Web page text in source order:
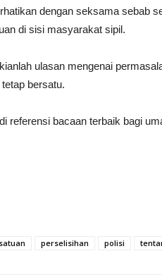
dengan seksama sebab
di sisi masyarakat sipil.
ulasan mengenai
bersatu.
referensi bacaan terbaik bagi
perselisihan polisi